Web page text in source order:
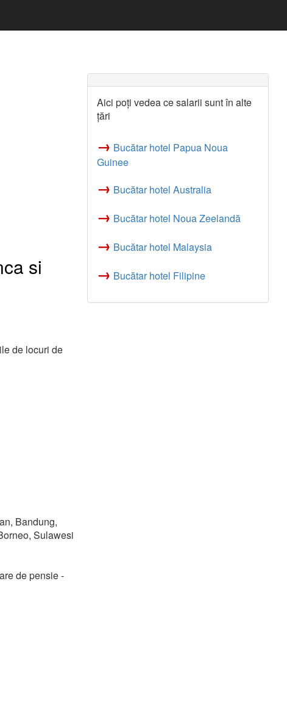
si
de locuri de
Bandung,
Sulawesi
de pensie -
Aici poți vedea ce salarii sunt în alte
țări
→ Bucătar hotel Papua Noua
Guinee
→ Bucătar hotel Australia
→ Bucătar hotel Noua Zeelandă
→ Bucătar hotel Malaysia
→ Bucătar hotel Filipine